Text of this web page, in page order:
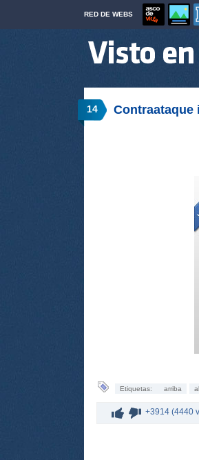
RED DE WEBS
14 Contraataque
Etiquetas: arriba
+3914 (4440